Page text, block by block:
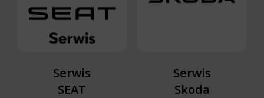
Serwis
SEAT
Serwis
Skoda